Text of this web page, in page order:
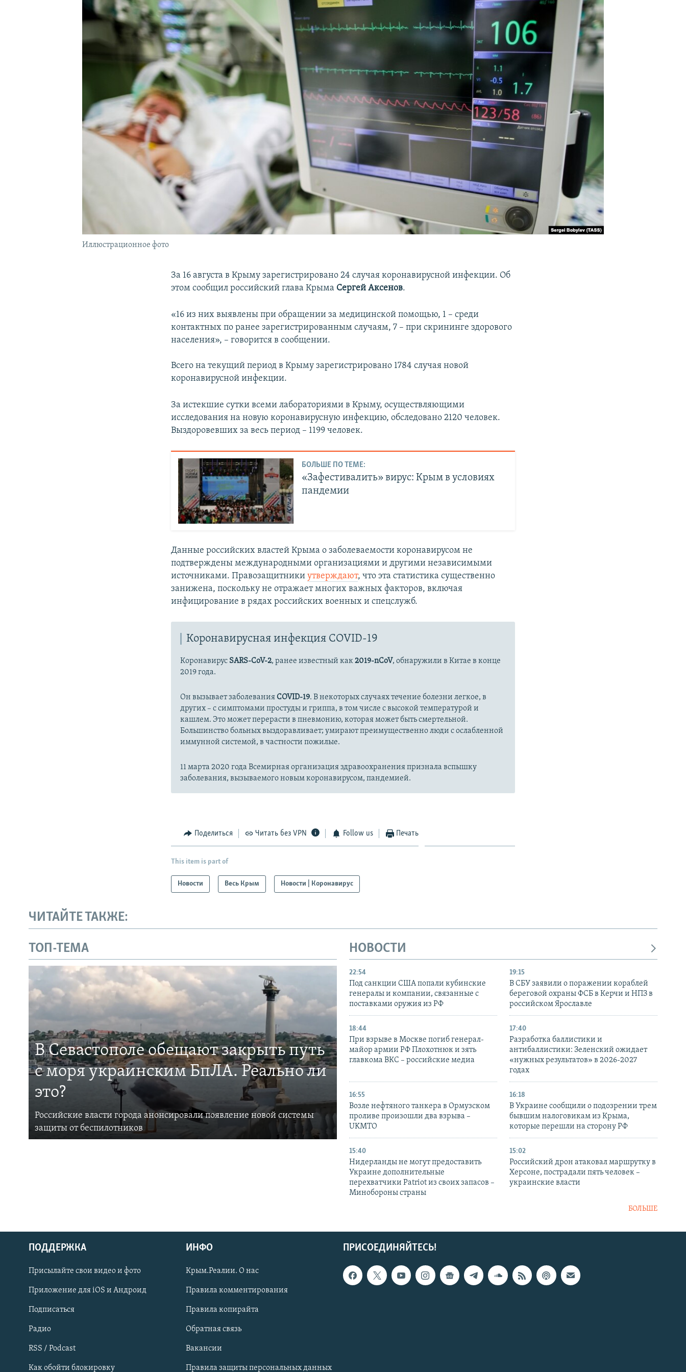
КРЫМ.НЕПОКОРЕННЫЙ
Українською
Qırımtatar
ПРИСОЕДИНЯЙТЕСЬ!
Иллюстрационное фото
За 16 августа в Крыму зарегистрировано 24 случая коронавирусной инфекции. Об
этом сообщил российский глава Крыма Сергей Аксенов.
«16 из них выявлены при обращении за медицинской помощью, 1 – среди
контактных по ранее зарегистрированным случаям, 7 – при скрининге здорового
населения», – говорится в сообщении.
Всего на текущий период в Крыму зарегистрировано 1784 случая новой
коронавирусной инфекции.
За истекшие сутки всеми лабораториями в Крыму, осуществляющими
исследования на новую коронавирусную инфекцию, обследовано 2120 человек.
Выздоровевших за весь период – 1199 человек.
БОЛЬШЕ ПО ТЕМЕ:
«Зафестивалить» вирус: Крым в условиях
пандемии
Данные российских властей Крыма о заболеваемости коронавирусом не
подтверждены международными организациями и другими независимыми
источниками. Правозащитникиутверждают, что эта статистика существенно
занижена, поскольку не отражает многих важных факторов, включая
инфицирование в рядах российских военных и спецслужб.
Коронавирусная инфекция COVID-19
Коронавирус SARS-CoV-2, ранее известный как2019-nCoV, обнаружили в Китае в конце
2019 года.
Он вызывает заболеванияCOVID-19. В некоторых случаях течение болезни легкое, в
других – с симптомами простуды и гриппа, в том числе с высокой температурой и
кашлем. Это может перерасти в пневмонию, которая может быть смертельной.
Большинство больных выздоравливает; умирают преимущественно люди с ослабленной
иммунной системой, в частности пожилые.
11 марта 2020 года Всемирная организация здравоохранения признала вспышку
заболевания, вызываемого новым коронавирусом, пандемией.
Поделиться Читать без VPN Follow us Печать
This item is part of
Новости Весь Крым Новости | Коронавирус
ЧИТАЙТЕ ТАКЖЕ:
ТОП-ТЕМА
В Севастополе обещают закрыть путь
с моря украинским БпЛА. Реально ли
это?
Российские власти города анонсировали появление новой системы
защиты от беспилотников
НОВОСТИ
22:54
Под санкции США попали кубинские
генералы и компании, связанные с
поставками оружия из РФ
19:15
В СБУ заявили о поражении кораблей
береговой охраны ФСБ в Керчи и НПЗ в
российском Ярославле
18:44
При взрыве в Москве погиб генерал-
майор армии РФ Плохотнюк и зять
главкома ВКС – российские медиа
17:40
Разработка баллистики и
антибаллистики: Зеленский ожидает
«нужных результатов» в 2026-2027
годах
16:55
Возле нефтяного танкера в Ормузском
проливе произошли два взрыва –
UKMTO
16:18
В Украине сообщили о подозрении трем
бывшим налоговикам из Крыма,
которые перешли на сторону РФ
15:40
Нидерланды не могут предоставить
Украине дополнительные
перехватчики Patriot из своих запасов –
Минобороны страны
15:02
Российский дрон атаковал маршрутку в
Херсоне, пострадали пять человек –
украинские власти
БОЛЬШЕ
ПРИСОЕДИНЯЙТЕСЬ!
ПОДДЕРЖКА
Присылайте свои видео и фото
Приложение для iOS и Андроид
Подписаться
Радио
RSS / Podcast
Как обойти блокировку
ИНФО
Крым.Реалии. О нас
Правила комментирования
Правила копирайта
Обратная связь
Вакансии
Правила защиты персональных данных